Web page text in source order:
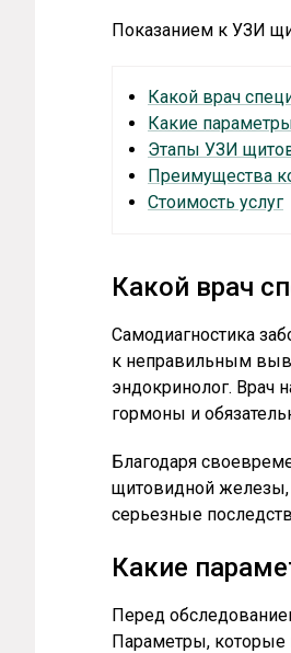
Показанием к УЗИ
Какой врач
Какие
Этапы УЗИ
Преимущества
Стоимость услуг
Какой врач
Самодиагностика
к неправильным
эндокринолог. Врач
гормоны и
Благодаря
щитовидной железы,
серьезные
Какие
Перед
Параметры,